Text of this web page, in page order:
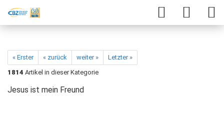
« Erster « zurück weiter »
Letzter »
1814 Artikel in dieser Kategorie
Jesus ist mein Freund